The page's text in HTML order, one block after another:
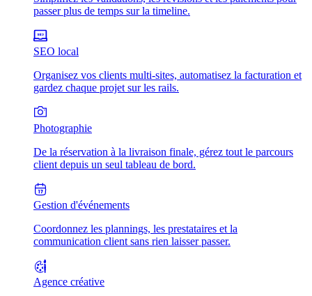
passer plus de temps sur la timeline.
SEO local
Organisez vos clients multi-sites, automatisez la facturation et
gardez chaque projet sur les rails.
Photographie
De la réservation à la livraison finale, gérez tout le parcours
client depuis un seul tableau de bord.
Gestion d'événements
Coordonnez les plannings, les prestataires et la
communication client sans rien laisser passer.
Agence créative